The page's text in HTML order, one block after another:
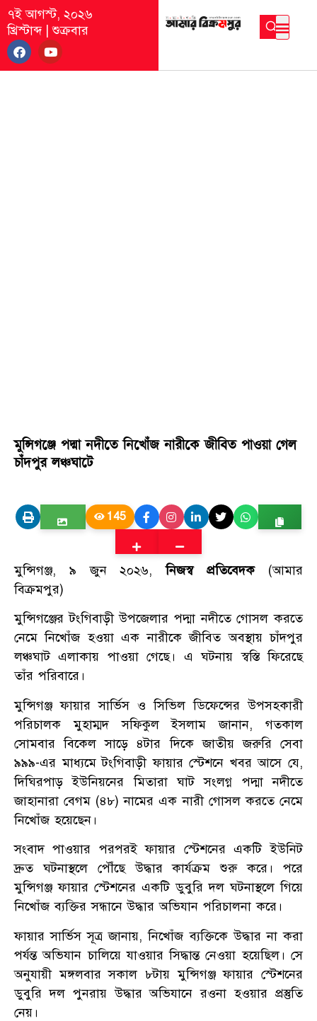
৭ই আগস্ট, ২০২৬
খ্রিস্টাব্দ|শুক্রবার
মুন্সিগঞ্জে পদ্মা নদীতে নিখোঁজ নারীকে জীবিত পাওয়া গেল
চাঁদপুর লঞ্চঘাটে
145
মুন্সিগঞ্জ, ৯ জুন ২০২৬,নিজস্ব প্রতিবেদক(আমার
বিক্রমপুর)
মুন্সিগঞ্জের টংগিবাড়ী উপজেলার পদ্মা নদীতে গোসল করতে
নেমে নিখোঁজ হওয়া এক নারীকে জীবিত অবস্থায় চাঁদপুর
লঞ্চঘাট এলাকায় পাওয়া গেছে। এ ঘটনায় স্বস্তি ফিরেছে
তাঁর পরিবারে।
মুন্সিগঞ্জ ফায়ার সার্ভিস ও সিভিল ডিফেন্সের উপসহকারী
পরিচালক মুহাম্মদ সফিকুল ইসলাম জানান, গতকাল
সোমবার বিকেল সাড়ে ৪টার দিকে জাতীয় জরুরি সেবা
৯৯৯-এর মাধ্যমে টংগিবাড়ী ফায়ার স্টেশনে খবর আসে যে,
দিঘিরপাড় ইউনিয়নের মিতারা ঘাট সংলগ্ন পদ্মা নদীতে
জাহানারা বেগম (৪৮) নামের এক নারী গোসল করতে নেমে
নিখোঁজ হয়েছেন।
সংবাদ পাওয়ার পরপরই ফায়ার স্টেশনের একটি ইউনিট
দ্রুত ঘটনাস্থলে পৌঁছে উদ্ধার কার্যক্রম শুরু করে। পরে
মুন্সিগঞ্জ ফায়ার স্টেশনের একটি ডুবুরি দল ঘটনাস্থলে গিয়ে
নিখোঁজ ব্যক্তির সন্ধানে উদ্ধার অভিযান পরিচালনা করে।
ফায়ার সার্ভিস সূত্র জানায়, নিখোঁজ ব্যক্তিকে উদ্ধার না করা
পর্যন্ত অভিযান চালিয়ে যাওয়ার সিদ্ধান্ত নেওয়া হয়েছিল। সে
অনুযায়ী মঙ্গলবার সকাল ৮টায় মুন্সিগঞ্জ ফায়ার স্টেশনের
ডুবুরি দল পুনরায় উদ্ধার অভিযানে রওনা হওয়ার প্রস্তুতি
নেয়।